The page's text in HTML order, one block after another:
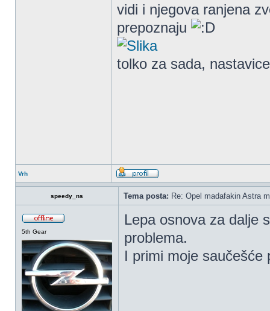
vidi i njegova ranjena
prepoznaju
tolko za sada,
Vrh
speedy_ns Tema posta: Re: Opel madafakin Astra
5th Gear
Lepa osnova za dalje
problema.
I primi moje saučešće